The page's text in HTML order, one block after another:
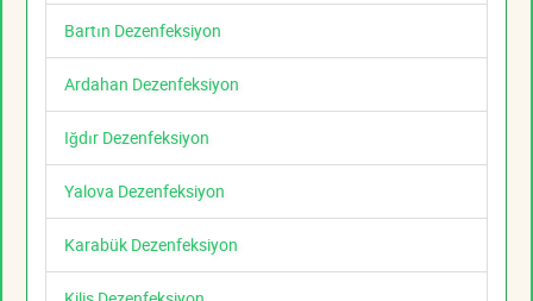
Bartın Dezenfeksiyon
Ardahan Dezenfeksiyon
Iğdır Dezenfeksiyon
Yalova Dezenfeksiyon
Karabük Dezenfeksiyon